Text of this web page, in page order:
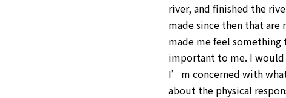
river, and finished the
made since then that
made me feel
important to me. I would
I’m concerned with
about the physical